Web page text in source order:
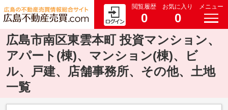
閲覧履歴
0
お気に入り
0
メニュー
広島市南区東雲本町 投資マンション、
アパート(棟)、マンション(棟)、ビ
ル、戸建、店舗事務所、その他、土地
一覧